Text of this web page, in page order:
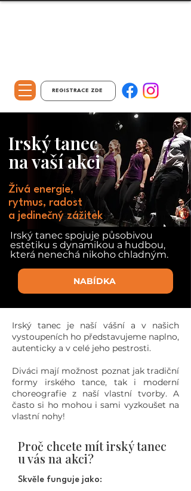
REGISTRACE ZDE
Irský tanec
na vaší akci
Živá energie,
rytmus, radost
a jedinečný zážitek
Irský tanec spojuje působivou
estetiku s dynamikou a hudbou,
která nenechá nikoho chladným.
NABÍDKA
Irský tanec je naší vášní a v našich
vystoupeních ho představujeme naplno,
autenticky a v celé jeho pestrosti.
Diváci mají možnost poznat jak tradiční
formy irského tance, tak i moderní
choreografie z naší vlastní tvorby. A
často si ho mohou i sami vyzkoušet na
vlastní nohy!
Proč chcete mít irský tanec
u vás na akci?
Skvěle funguje jako: